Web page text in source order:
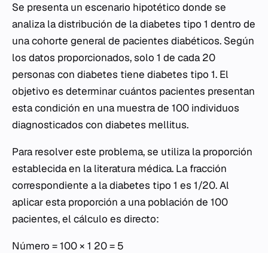
Se presenta un escenario hipotético donde se
analiza la distribución de la diabetes tipo 1 dentro de
una cohorte general de pacientes diabéticos. Según
los datos proporcionados, solo 1 de cada 20
personas con diabetes tiene diabetes tipo 1. El
objetivo es determinar cuántos pacientes presentan
esta condición en una muestra de 100 individuos
diagnosticados con diabetes mellitus.
Para resolver este problema, se utiliza la proporción
establecida en la literatura médica. La fracción
correspondiente a la diabetes tipo 1 es 1/20. Al
aplicar esta proporción a una población de 100
pacientes, el cálculo es directo:
Número = 100 × 1 20 = 5